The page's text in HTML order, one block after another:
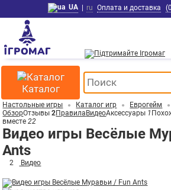
UA | ru Оплата и доставка
Каталог
Настольные игры Каталог игр Еврогейм
ОбзорОтзывы2Правила ВидеоАксессуары 1
вместе22
Видео игры Весёлые
Ants
2 Видео